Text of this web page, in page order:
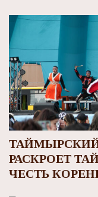
РАСКРОЕТ
ЧЕСТЬ